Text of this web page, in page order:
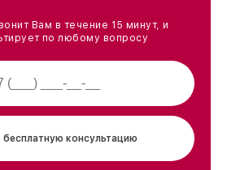
Вам в течение 15 минут, и
по любому вопросу
бесплатную консультацию